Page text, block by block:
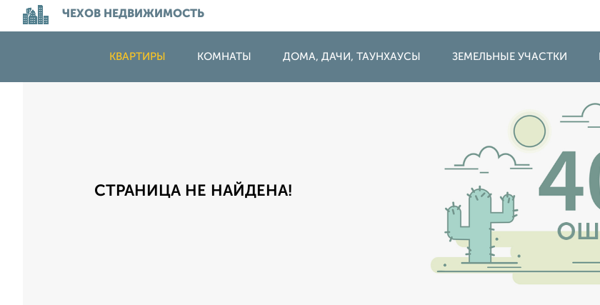
ЧЕХОВ НЕДВИЖИМОСТЬ
КВАРТИРЫ КОМНАТЫ ДОМА, ДАЧИ, ТАУНХАУСЫ ЗЕМЕЛЬНЫЕ УЧАСТКИ
СТРАНИЦА НЕ НАЙДЕНА!